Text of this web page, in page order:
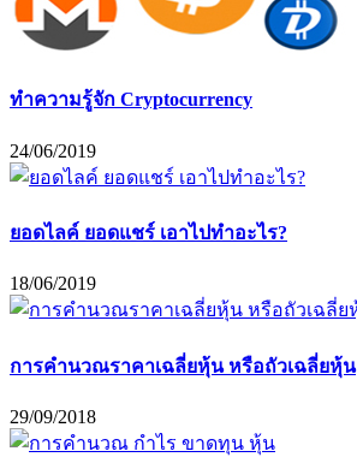
ทำความรู้จัก Cryptocurrency
24/06/2019
ยอดไลค์ ยอดแชร์ เอาไปทำอะไร?
18/06/2019
การคำนวณราคาเฉลี่ยหุ้น หรือถัวเฉลี่ยหุ้น
29/09/2018